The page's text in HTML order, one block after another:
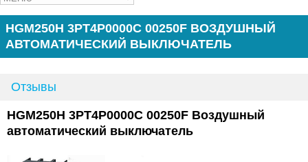
HGM250H 3PT4P0000C 00250F ВОЗДУШНЫЙ
АВТОМАТИЧЕСКИЙ ВЫКЛЮЧАТЕЛЬ
Отзывы
HGM250H 3PT4P0000C 00250F Воздушный
автоматический выключатель